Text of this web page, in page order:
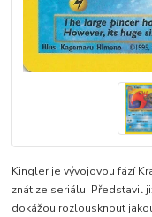
Kingler je vývojovou fází
znát ze seriálu. Představil
dokážou rozlousknout